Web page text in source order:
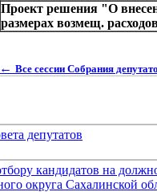
Проект решения "О
размерах возмещ.
← Все сессии Собрания
депутатов
кандидатов на
округа Сахалинской